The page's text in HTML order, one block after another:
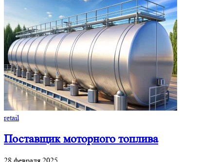
retail
Поставщик моторного топлива
28 февраля 2025